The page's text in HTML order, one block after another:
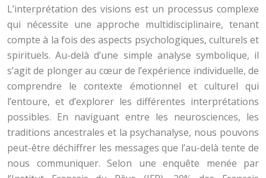
L’interprétation des visions est un processus complexe
qui nécessite une approche multidisciplinaire, tenant
compte à la fois des aspects psychologiques, culturels et
spirituels. Au-delà d’une simple analyse symbolique, il
s’agit de plonger au cœur de l’expérience individuelle, de
comprendre le contexte émotionnel et culturel qui
l’entoure, et d’explorer les différentes interprétations
possibles. En naviguant entre les neurosciences, les
traditions ancestrales et la psychanalyse, nous pouvons
peut-être déchiffrer les messages que l’au-delà tente de
nous communiquer. Selon une enquête menée par